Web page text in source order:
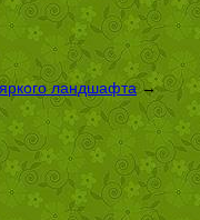
ландшафта→